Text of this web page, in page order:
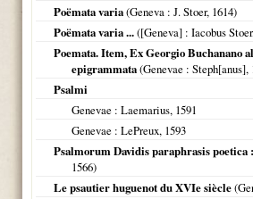
Poëmata varia(Geneva : J. Stoer, 1614)
Poëmata varia ...([Geneva] : Iacobus
Poemata. Item, Ex Georgio
epigrammata(Genevae : Steph[anus],
Psalmi
Genevae : Laemarius, 1591
Genevae : LePreux, 1593
Psalmorum Davidis paraphrasis
1566)
Le psautier huguenot du XVIe siècle(